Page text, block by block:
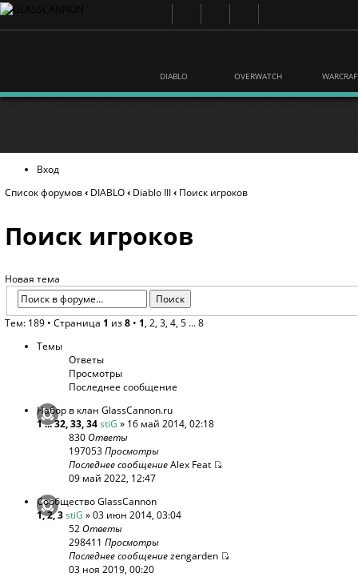
DIABLO OVERWATCH
Вход
Список форумов‹ DIABLO‹ Diablo III‹ Поиск игроков
Поиск игроков
Новая тема
Тем: 189 • Страница 1 из8 • 1, 2, 3, 4, 5 ...8
Темы
Ответы
Просмотры
Последнее сообщение
Набор в клан GlassCannon.ru
1...32,33,34stiG » 16 май 2014, 02:18
830Ответы
197053Просмотры
Последнее сообщениеAlex Feat
09 май 2022, 12:47
Сообщество GlassCannon
1,2,3stiG » 03 июн 2014, 03:04
52Ответы
298411 Просмотры
Последнее сообщениеzengarden
03 ноя 2019, 00:20